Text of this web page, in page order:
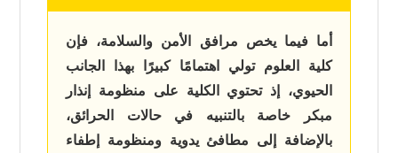
أما فيما يخص مرافق الأمن والسلامة، فإن
كلية العلوم تولي اهتمامًا كبيرًا بهذا الجانب
الحيوي، إذ تحتوي الكلية على منظومة إنذار
مبكر خاصة بالتنبيه في حالات الحرائق،
بالإضافة إلى مطافئ يدوية ومنظومة إطفاء